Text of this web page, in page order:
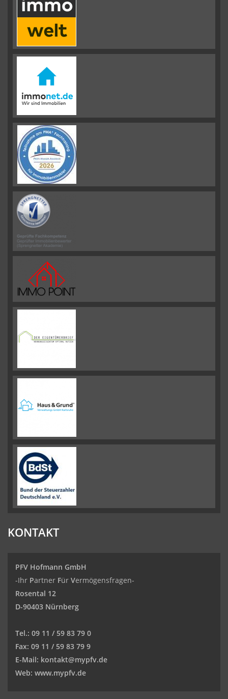
KONTAKT
PFV Hofmann GmbH
-Ihr Partner Für Vermögensfragen-
Rosental 12
D-90403 Nürnberg
Tel.: 09 11 / 59 83 79 0
Fax: 09 11 / 59 83 79 9
E-Mail: kontakt@mypfv.de
Web: www.mypfv.de